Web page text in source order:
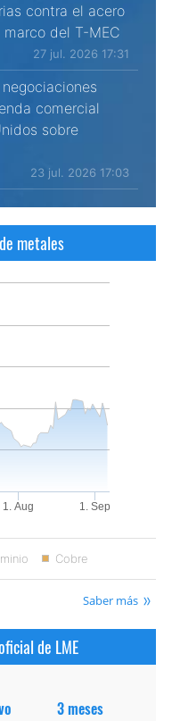
contra el acero
del T-MEC
27 jul. 2026 17:31
comercial
sobre
23 jul. 2026 17:03
metales
1. Aug 1. Sep
Cobre
Saber más
de LME
3 meses